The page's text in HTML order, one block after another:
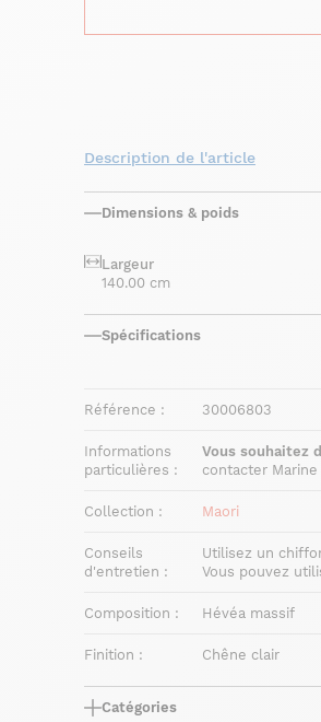
Description de l'article
Dimensions & poids
Largeur
140.00 cm
Spécifications
Référence : 30006803
Informations
particulières :
Vous souhaitez
contacter
Collection : Maori
Conseils
d'entretien :
Utilisez un
Vous pouvez
Composition : Hévéa massif
Finition : Chêne clair
Catégories